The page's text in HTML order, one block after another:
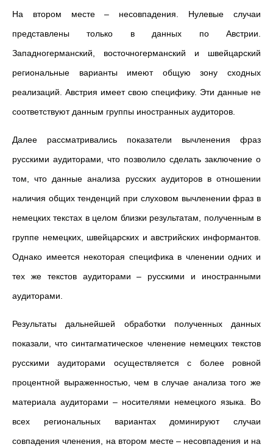
На втором месте – несовпадения. Нулевые случаи
представлены только в данных по Австрии.
Западногерманский, восточногерманский и швейцарский
региональные варианты имеют общую зону сходных
реализаций. Австрия имеет свою специфику. Эти данные не
соответствуют данным группы иностранных аудиторов.
Далее рассматривались показатели вычленения фраз
русскими аудиторами, что позволило сделать заключение о
том, что данные анализа русских аудиторов в отношении
наличия общих тенденций при слуховом вычленении фраз в
немецких текстах в целом близки результатам, полученным в
группе немецких, швейцарских и австрийских информантов.
Однако имеется некоторая специфика в членении одних и
тех же текстов аудиторами – русскими и иностранными
аудиторами.
Результаты дальнейшей обработки полученных данных
показали, что синтагматическое членение немецких текстов
русскими аудиторами осуществляется с более ровной
процентной выраженностью, чем в случае анализа того же
материала аудиторами – носителями немецкого языка. Во
всех региональных вариантах доминируют случаи
совпадения членения, на втором месте – несовпадения и на